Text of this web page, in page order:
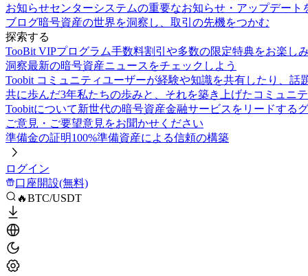
お知らせセンターシステムの重要なお知らせ・アップデート
ブログ暗号資産の世界を洞察し、取引の先機をつかむ
探索する
TooBit VIPプログラム手数料割引や多数の限定特典をお楽し
洞察最新の暗号資産ニュースをチェックしよう
Toobit コミュニティユーザーが経験や知識を共有したり、話
共に歩んだ3年私たちの歩みと、それを築き上げたコミュニ
Toobitについて新世代の暗号資産金融サービスをリードする
ご意見・ご要望意見をお聞かせください
準備金の証明100%準備資産による信頼の構築
ログイン
口座開設(無料)
🔥BTC/USDT